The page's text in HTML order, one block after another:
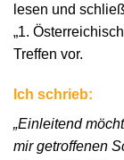
lesen und
„1.
Treffen vor.
Ich schrieb:
„Einleitend
mir getroffenen